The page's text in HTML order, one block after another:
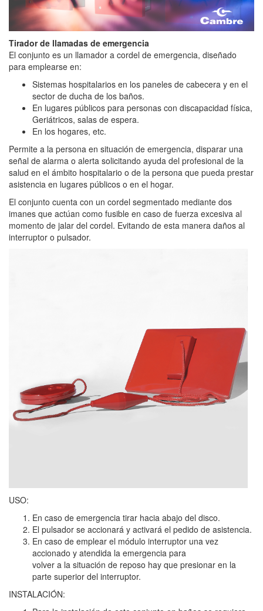
Tirador de llamadas de emergencia
El conjunto es un llamador a cordel de emergencia, diseñado
para emplearse en:
Sistemas hospitalarios en los paneles de cabecera y en el
sector de ducha de los baños.
En lugares públicos para personas con discapacidad física,
Geriátricos, salas de espera.
En los hogares, etc.
Permite a la persona en situación de emergencia, disparar una
señal de alarma o alerta solicitando ayuda del profesional de la
salud en el ámbito hospitalario o de la persona que pueda prestar
asistencia en lugares públicos o en el hogar.
El conjunto cuenta con un cordel segmentado mediante dos
imanes que actúan como fusible en caso de fuerza excesiva al
momento de jalar del cordel. Evitando de esta manera daños al
interruptor o pulsador.
USO:
En caso de emergencia tirar hacia abajo del disco.
El pulsador se accionará y activará el pedido de asistencia.
En caso de emplear el módulo interruptor una vez
accionado y atendida la emergencia para
volver a la situación de reposo hay que presionar en la
parte superior del interruptor.
INSTALACIÓN: